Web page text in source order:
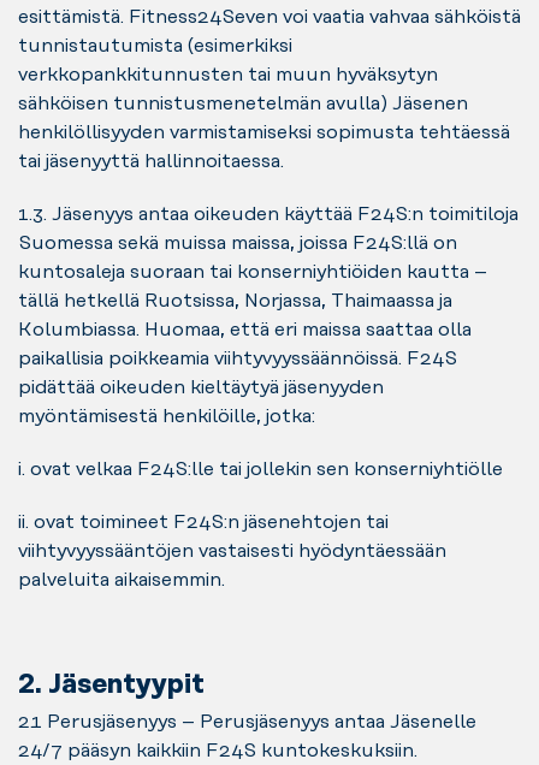
esittämistä. Fitness24Seven voi vaatia vahvaa sähköistä
tunnistautumista (esimerkiksi
verkkopankkitunnusten tai muun hyväksytyn
sähköisen tunnistusmenetelmän avulla) Jäsenen
henkilöllisyyden varmistamiseksi sopimusta tehtäessä
tai jäsenyyttä hallinnoitaessa.
1.3. Jäsenyys antaa oikeuden käyttää F24S:n toimitiloja
Suomessa sekä muissa maissa, joissa F24S:llä on
kuntosaleja suoraan tai konserniyhtiöiden kautta –
tällä hetkellä Ruotsissa, Norjassa, Thaimaassa ja
Kolumbiassa. Huomaa, että eri maissa saattaa olla
paikallisia poikkeamia viihtyvyyssäännöissä. F24S
pidättää oikeuden kieltäytyä jäsenyyden
myöntämisestä henkilöille, jotka:
i. ovat velkaa F24S:lle tai jollekin sen konserniyhtiölle
ii. ovat toimineet F24S:n jäsenehtojen tai
viihtyvyyssääntöjen vastaisesti hyödyntäessään
palveluita aikaisemmin.
2. Jäsentyypit
2.1 Perusjäsenyys – Perusjäsenyys antaa Jäsenelle
24/7 pääsyn kaikkiin F24S kuntokeskuksiin.